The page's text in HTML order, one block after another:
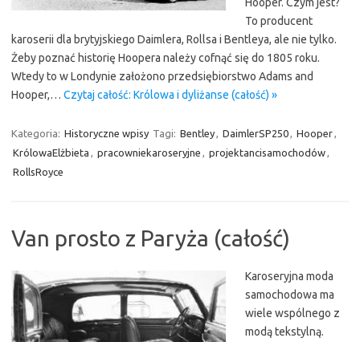
Hooper. Czym jest?
To producent
karoserii dla brytyjskiego Daimlera, Rollsa i Bentleya, ale nie tylko.
Żeby poznać historię Hoopera należy cofnąć się do 1805 roku.
Wtedy to w Londynie założono przedsiębiorstwo Adams and
Hooper,… Czytaj całość: Królowa i dyliżanse (całość) »
Kategoria: Historyczne wpisy Tagi: Bentley, DaimlerSP250, Hooper,
KrólowaElżbieta , pracowniekaroseryjne , projektancisamochodów,
RollsRoyce
Van prosto z Paryża (całość)
Karoseryjna moda
samochodowa ma
wiele wspólnego z
modą tekstylną.